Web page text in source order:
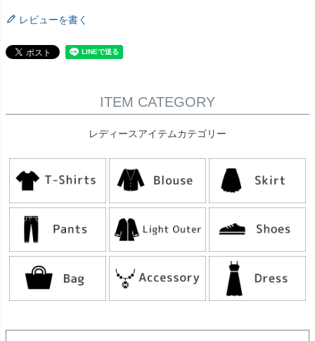
レビューを書く
ITEM CATEGORY
レディースアイテムカテゴリー